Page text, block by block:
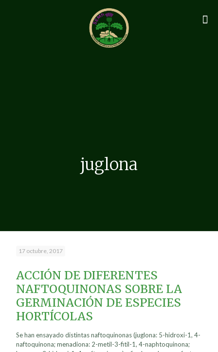
juglona
17 octubre, 2017
ACCIÓN DE DIFERENTES
NAFTOQUINONAS SOBRE LA
GERMINACIÓN DE ESPECIES
HORTÍCOLAS
Se han ensayado distintas naftoquinonas (juglona: 5-hidroxi-1, 4-
naftoquinona; menadiona: 2-metil-3-fitil-1, 4-naphtoquinona;